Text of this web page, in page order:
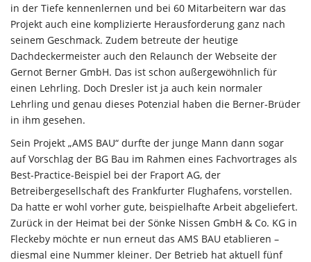
in der Tiefe kennenlernen und bei 60 Mitarbeitern war das
Projekt auch eine komplizierte Herausforderung ganz nach
seinem Geschmack. Zudem betreute der heutige
Dachdeckermeister auch den Relaunch der Webseite der
Gernot Berner GmbH. Das ist schon außergewöhnlich für
einen Lehrling. Doch Dresler ist ja auch kein normaler
Lehrling und genau dieses Potenzial haben die Berner-Brüder
in ihm gesehen.
Sein Projekt „AMS BAU“ durfte der junge Mann dann sogar
auf Vorschlag der BG Bau im Rahmen eines Fachvortrages als
Best-Practice-Beispiel bei der Fraport AG, der
Betreibergesellschaft des Frankfurter Flughafens, vorstellen.
Da hatte er wohl vorher gute, beispielhafte Arbeit abgeliefert.
Zurück in der Heimat bei der Sönke Nissen GmbH & Co. KG in
Fleckeby möchte er nun erneut das AMS BAU etablieren –
diesmal eine Nummer kleiner. Der Betrieb hat aktuell fünf